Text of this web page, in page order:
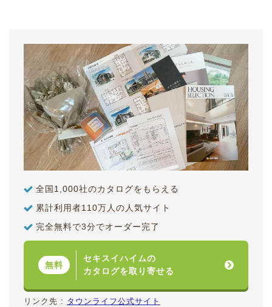
全国1,000社のカタログをもらえる
累計利用者110万人の人気サイト
完全無料で3分でオーダー完了
無料
セキスイハイムの
カタログを取り寄せる
リンク先 : タウンライフ公式サイト